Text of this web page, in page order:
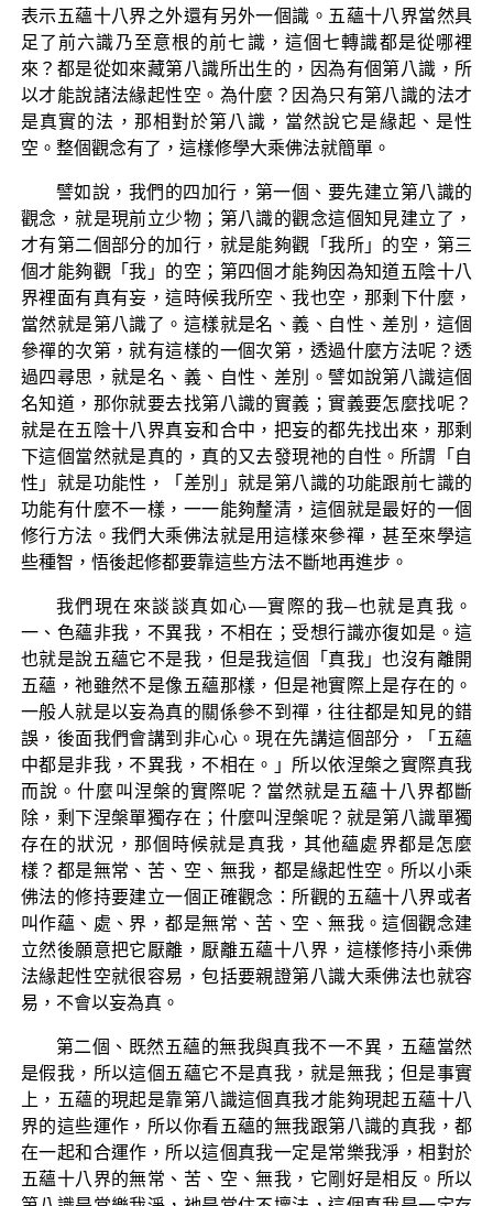
表示五蘊十八界之外還有另外一個識。五蘊十八界當然具
足了前六識乃至意根的前七識，這個七轉識都是從哪裡
來？都是從如來藏第八識所出生的，因為有個第八識，所
以才能說諸法緣起性空。為什麼？因為只有第八識的法才
是真實的法，那相對於第八識，當然說它是緣起、是性
空。整個觀念有了，這樣修學大乘佛法就簡單。
譬如說，我們的四加行，第一個、要先建立第八識的
觀念，就是現前立少物；第八識的觀念這個知見建立了，
才有第二個部分的加行，就是能夠觀「我所」的空，第三
個才能夠觀「我」的空；第四個才能夠因為知道五陰十八
界裡面有真有妄，這時候我所空、我也空，那剩下什麼，
當然就是第八識了。這樣就是名、義、自性、差別，這個
參禪的次第，就有這樣的一個次第，透過什麼方法呢？透
過四尋思，就是名、義、自性、差別。譬如說第八識這個
名知道，那你就要去找第八識的實義；實義要怎麼找呢？
就是在五陰十八界真妄和合中，把妄的都先找出來，那剩
下這個當然就是真的，真的又去發現祂的自性。所謂「自
性」就是功能性，「差別」就是第八識的功能跟前七識的
功能有什麼不一樣，一一能夠釐清，這個就是最好的一個
修行方法。我們大乘佛法就是用這樣來參禪，甚至來學這
些種智，悟後起修都要靠這些方法不斷地再進步。
我們現在來談談真如心—實際的我─也就是真我。
一、色蘊非我，不異我，不相在；受想行識亦復如是。這
也就是說五蘊它不是我，但是我這個「真我」也沒有離開
五蘊，祂雖然不是像五蘊那樣，但是祂實際上是存在的。
一般人就是以妄為真的關係參不到禪，往往都是知見的錯
誤，後面我們會講到非心心。現在先講這個部分，「五蘊
中都是非我，不異我，不相在。」所以依涅槃之實際真我
而說。什麼叫涅槃的實際呢？當然就是五蘊十八界都斷
除，剩下涅槃單獨存在；什麼叫涅槃呢？就是第八識單獨
存在的狀況，那個時候就是真我，其他蘊處界都是怎麼
樣？都是無常、苦、空、無我，都是緣起性空。所以小乘
佛法的修持要建立一個正確觀念：所觀的五蘊十八界或者
叫作蘊、處、界，都是無常、苦、空、無我。這個觀念建
立然後願意把它厭離，厭離五蘊十八界，這樣修持小乘佛
法緣起性空就很容易，包括要親證第八識大乘佛法也就容
易，不會以妄為真。
第二個、既然五蘊的無我與真我不一不異，五蘊當然
是假我，所以這個五蘊它不是真我，就是無我；但是事實
上，五蘊的現起是靠第八識這個真我才能夠現起五蘊十八
界的這些運作，所以你看五蘊的無我跟第八識的真我，都
在一起和合運作，所以這個真我一定是常樂我淨，相對於
五蘊十八界的無常、苦、空、無我，它剛好是相反。所以